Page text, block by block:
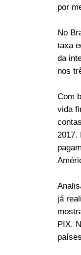
por
No
taxa
da
nos
Com
vida
2017.
já
PIX.